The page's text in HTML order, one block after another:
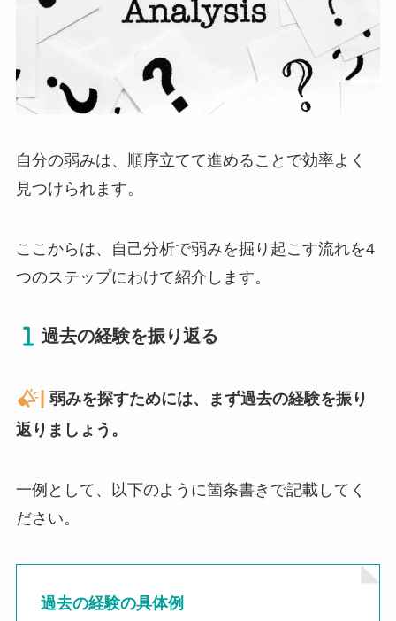
自分の弱みは、順序立てて進めることで効率よく
見つけられます。
ここからは、自己分析で弱みを掘り起こす流れを4
つのステップにわけて紹介します。
過去の経験を振り返る
弱みを探すためには、まず過去の経験を振り
返りましょう。
一例として、以下のように箇条書きで記載してく
ださい。
過去の経験の具体例